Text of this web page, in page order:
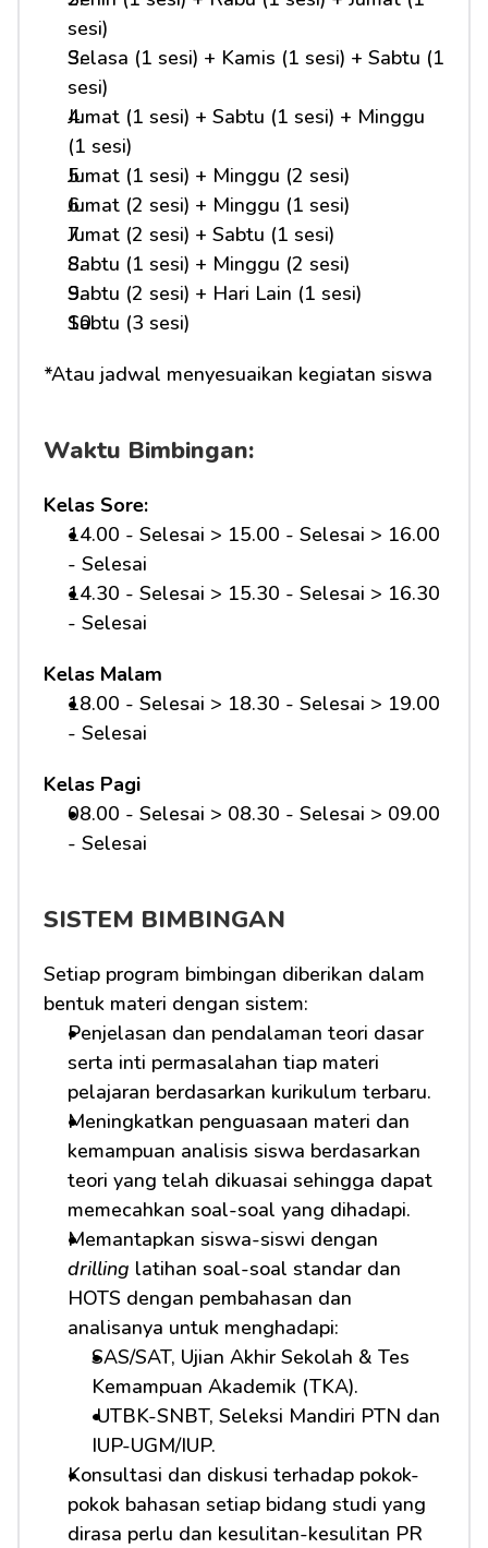
sesi)
Selasa (1 sesi) + Kamis (1 sesi) + Sabtu (1
sesi)
Jumat (1 sesi) + Sabtu (1 sesi) + Minggu
(1 sesi)
Jumat (1 sesi) + Minggu (2 sesi)
Jumat (2 sesi) + Minggu (1 sesi)
Jumat (2 sesi) + Sabtu (1 sesi)
Sabtu (1 sesi) + Minggu (2 sesi)
Sabtu (2 sesi) + Hari Lain (1 sesi)
Sabtu (3 sesi)
*Atau jadwal menyesuaikan kegiatan siswa
Waktu Bimbingan:
Kelas Sore:
14.00 - Selesai > 15.00 - Selesai > 16.00
- Selesai
14.30 - Selesai > 15.30 - Selesai > 16.30
- Selesai
Kelas Malam
18.00 - Selesai > 18.30 - Selesai > 19.00
- Selesai
Kelas Pagi
08.00 - Selesai > 08.30 - Selesai > 09.00
- Selesai
SISTEM BIMBINGAN
Setiap program bimbingan diberikan dalam
bentuk materi dengan sistem:
Penjelasan dan pendalaman teori dasar
serta inti permasalahan tiap materi
pelajaran berdasarkan kurikulum terbaru.
Meningkatkan penguasaan materi dan
kemampuan analisis siswa berdasarkan
teori yang telah dikuasai sehingga dapat
memecahkan soal-soal yang dihadapi.
drilling latihan soal-soal standar dan
HOTS dengan pembahasan dan
analisanya untuk menghadapi:
SAS/SAT, Ujian Akhir Sekolah & Tes
Kemampuan Akademik (TKA).
UTBK-SNBT, Seleksi Mandiri PTN dan
IUP-UGM/IUP.
Konsultasi dan diskusi terhadap pokok-
pokok bahasan setiap bidang studi yang
dirasa perlu dan kesulitan-kesulitan PR